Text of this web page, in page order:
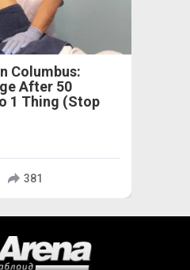
Columbus:
After 50
1 Thing (Stop
381